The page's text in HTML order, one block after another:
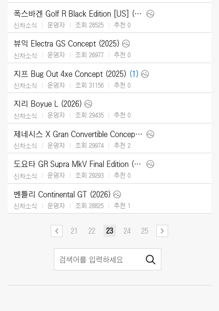
폭스바겐 Golf R Black Edition [US] (2025)
신차소식 운영자 조회 28525 추천 0
뷰익 Electra GS Concept (2025)
신차소식 운영자 조회 26977 추천 0
지프 Bug Out 4xe Concept (2025) (1)
신차소식 운영자 조회 31156 추천 0
지리 Boyue L (2026)
신차소식 운영자 조회 29435 추천 0
제네시스 X Gran Convertible Concept (2025)
신차소식 운영자 조회 29974 추천 2
도요타 GR Supra MkV Final Edition (2026)
신차소식 운영자 조회 29293 추천 0
벤틀리 Continental GT (2026)
신차소식 운영자 조회 28825 추천 1
21 22 23 24 25